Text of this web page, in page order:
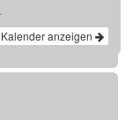
Kalender anzeigen